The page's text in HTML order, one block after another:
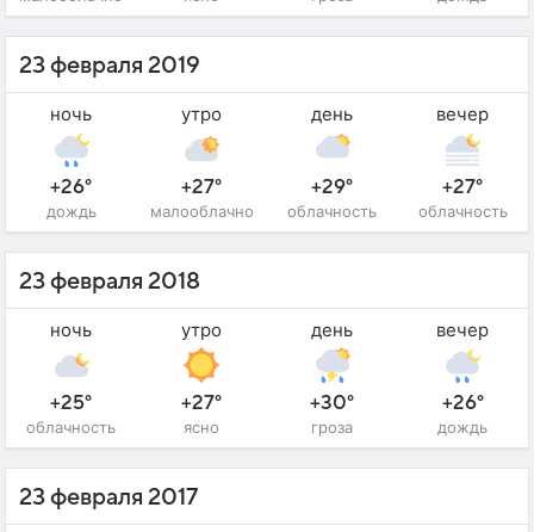
23 февраля 2019
ночь
+26°
дождь
утро
+27°
малооблачно
день
+29°
облачность
вечер
+27°
облачность
23 февраля 2018
ночь
+25°
облачность
утро
+27°
ясно
день
+30°
гроза
вечер
+26°
дождь
23 февраля 2017